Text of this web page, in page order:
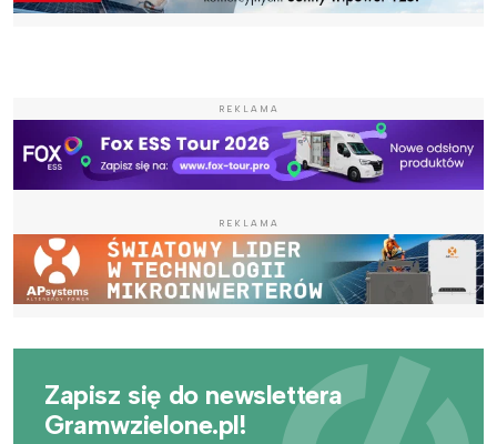
REKLAMA
REKLAMA
Zapisz się do newslettera
Gramwzielone.pl!